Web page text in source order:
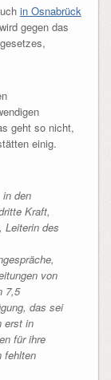
in Osnabrück
gegen das
geht so nicht,
einig.
den
Kraft,
Leiterin des
von
7,5
das sei
erst in
für ihre
fehlten